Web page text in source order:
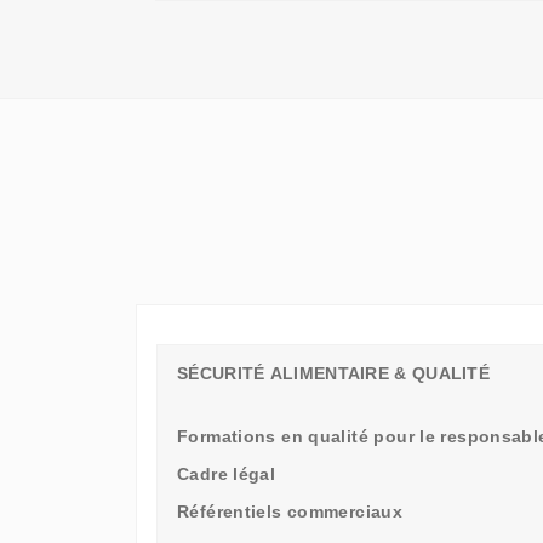
SÉCURITÉ ALIMENTAIRE & QUALITÉ
Formations en qualité pour le
Cadre légal
Référentiels commerciaux